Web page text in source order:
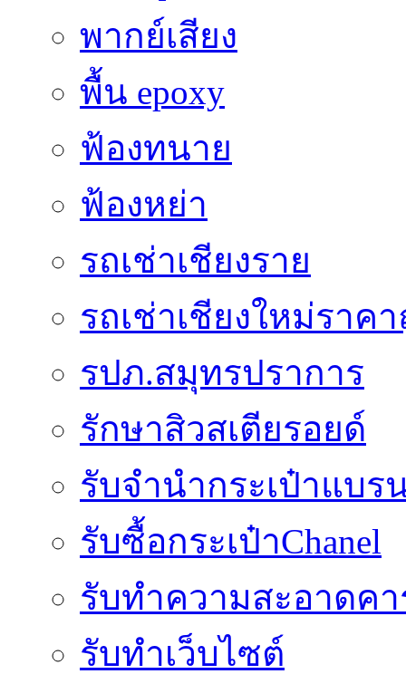
พากย์เสียง
พื้น epoxy
ฟ้องทนาย
ฟ้องหย่า
รถเช่าเชียงราย
รถเช่าเชียงใหม่ราค
รปภ.สมุทรปราการ
รักษาสิวสเตียรอยด์
รับจำนำกระเป๋าแบร
รับซื้อกระเป๋าChanel
รับทำความสะอาดค
รับทําเว็บไซต์